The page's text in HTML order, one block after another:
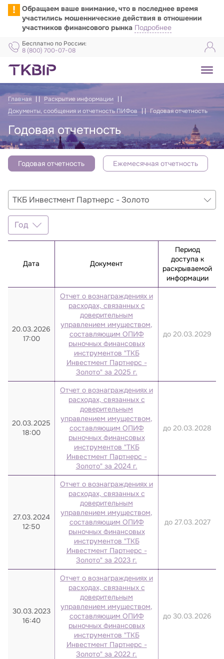
!
Обращаем ваше внимание, что в последнее время
участились мошеннические действия в отношении
участников финансового рынка Подробнее
Бесплатно по России:
8 (800) 700-07-08
Главная
Раскрытие информации
Документы, сообщения и отчетность ПИФов
Годовая отчетность
Годовая отчетность
Годовая отчетность Ежемесячная отчетность
Отчёты
Год
Год
2023
2020
Дата Документ
Период
доступа к
раскрываемой
информации
20.03.2026
17:00
Отчет о вознаграждениях и
расходах, связанных с
доверительным
управлением имуществом,
составляющим ОПИФ
рыночных финансовых
инструментов "ТКБ
Инвестмент Партнерс -
Золото" за 2025 г.
до 20.03.2029
20.03.2025
18:00
Отчет о вознаграждениях и
расходах, связанных с
доверительным
управлением имуществом,
составляющим ОПИФ
рыночных финансовых
инструментов "ТКБ
Инвестмент Партнерс -
Золото" за 2024 г.
до 20.03.2028
27.03.2024
12:50
Отчет о вознаграждениях и
расходах, связанных с
доверительным
управлением имуществом,
составляющим ОПИФ
рыночных финансовых
инструментов "ТКБ
Инвестмент Партнерс -
Золото" за 2023 г.
до 27.03.2027
30.03.2023
16:40
Отчет о вознаграждениях и
расходах, связанных с
доверительным
управлением имуществом,
составляющим ОПИФ
рыночных финансовых
инструментов "ТКБ
Инвестмент Партнерс -
Золото" за 2022 г.
до 30.03.2026